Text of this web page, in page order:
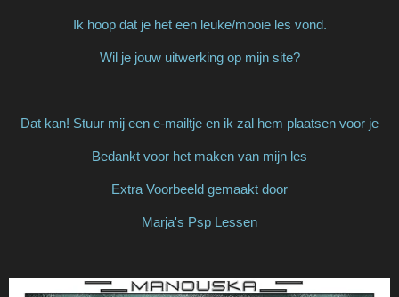
Ik hoop dat je het een leuke/mooie les vond.
Wil je jouw uitwerking op mijn site?
Dat kan! Stuur mij een e-mailtje en ik zal hem plaatsen voor je
Bedankt voor het maken van mijn les
Extra Voorbeeld gemaakt door
Marja's Psp Lessen